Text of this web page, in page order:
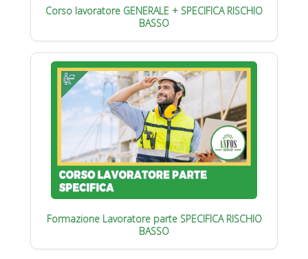
Corso lavoratore GENERALE + SPECIFICA RISCHIO
BASSO
Formazione Lavoratore parte SPECIFICA RISCHIO
BASSO